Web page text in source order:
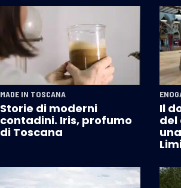
MADE IN TOSCANA
Storie di moderni
contadini. Iris, profumo
di Toscana
Il
del